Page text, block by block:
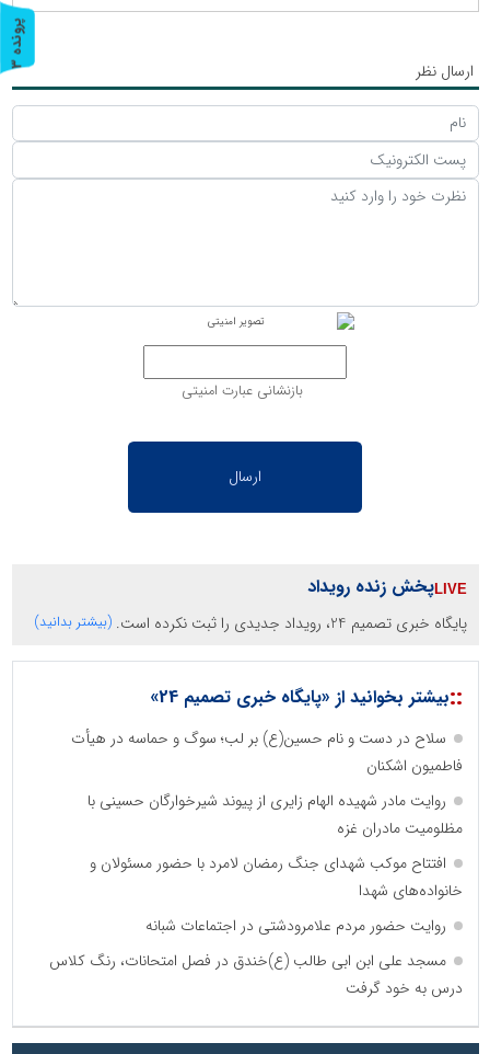
ارسال نظر
بازنشانی عبارت امنیتی
پخش زنده رویداد
پایگاه خبری تصمیم 24، رویداد جدیدی را ثبت نکرده است. (بیشتر بدانید)
::بیشتر بخوانید از «پایگاه خبری تصمیم 24»
سلاح در دست و نام حسین(ع) بر لب؛ سوگ و حماسه در هیأت
فاطمیون اشکنان
روایت مادر شهیده الهام زایری از پیوند شیرخوارگان حسینی با
مظلومیت مادران غزه
افتتاح موکب شهدای جنگ رمضان لامرد با حضور مسئولان و
خانواده‌های شهدا
روایت حضور مردم علامرودشتی در اجتماعات شبانه
مسجد علی ابن ابی طالب (ع)خندق در فصل امتحانات، رنگ کلاس
درس به خود گرفت
پ
ر
و
ن
د
ه
3